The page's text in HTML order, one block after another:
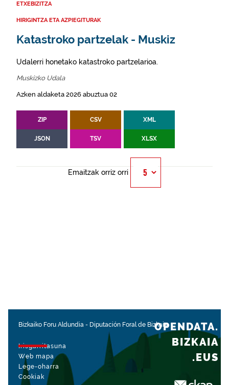
ETXEBIZITZA
HIRIGINTZA ETA AZPIEGITURAK
Katastroko partzelak - Muskiz
Udalerri honetako katastroko partzelarioa.
Muskizko Udala
Azken aldaketa 2026 abuztua 02
ZIP CSV XML
JSON TSV XLSX
Emaitzak orriz orri
Bizkaiko Foru Aldundia - Diputación Foral de Bizkaia
Irisgarritasuna
Web mapa
Lege-oharra
Cookiak
OPENDATA.
BIZKAIA
.EUS